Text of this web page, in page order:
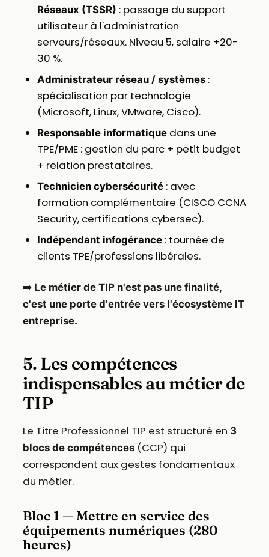
Réseaux (TSSR) : passage du support
utilisateur à l'administration
serveurs/réseaux. Niveau 5, salaire +20-
30 %.
Administrateur réseau / systèmes:
spécialisation par technologie
(Microsoft, Linux, VMware, Cisco).
Responsable informatiquedans une
TPE/PME : gestion du parc + petit budget
+ relation prestataires.
Technicien cybersécurité: avec
formation complémentaire (CISCO CCNA
Security, certifications cybersec).
Indépendant infogérance: tournée de
clients TPE/professions libérales.
➡️ Le métier de TIP n'est pas une finalité,
c'est une porte d'entrée vers l'écosystème IT
entreprise.
5. Les compétences
indispensables au métier de
TIP
Le Titre Professionnel TIP est structuré en 3
blocs de compétences(CCP) qui
correspondent aux gestes fondamentaux
du métier.
Bloc 1 — Mettre en service des
équipements numériques (280
heures)